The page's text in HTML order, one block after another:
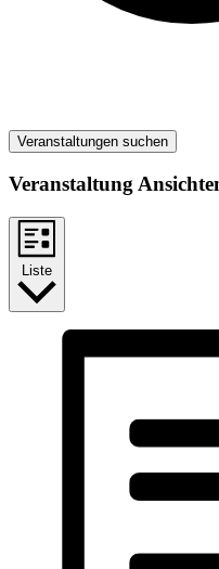
Veranstaltungen suchen
Veranstaltung
Liste